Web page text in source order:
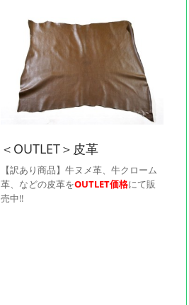
＜OUTLET＞皮革
【訳あり商品】牛ヌメ革、牛クローム
革、などの皮革をOUTLET価格にて販
売中!!